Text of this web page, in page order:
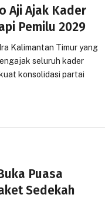
Aji Ajak Kader
Pemilu 2029
Kalimantan Timur yang
seluruh kader
konsolidasi partai
Puasa
Sedekah